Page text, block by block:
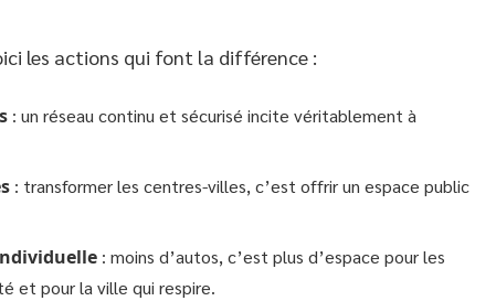
les actions qui font la différence :
: un réseau continu et sécurisé incite véritablement à
: transformer les centres-villes, c’est offrir un espace public
: moins d’autos, c’est plus d’espace pour les
et pour la ville qui respire.